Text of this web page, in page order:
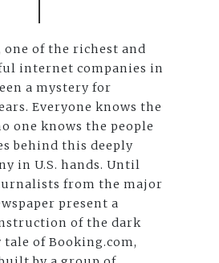
one of the richest and
internet companies in
a mystery for
Everyone knows the
one knows the people
behind this deeply
in U.S. hands. Until
from the major
present a
of the dark
of Booking.com,